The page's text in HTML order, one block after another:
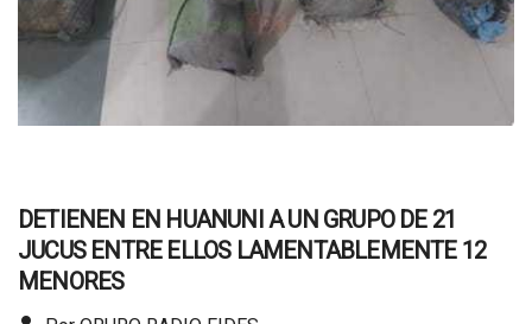
DETIENEN EN HUANUNI A UN GRUPO DE 21
JUCUS ENTRE ELLOS LAMENTABLEMENTE 12
MENORES